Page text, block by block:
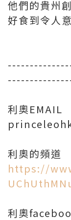
他們的貴州
好食到令人
利奧EMAIL
https://